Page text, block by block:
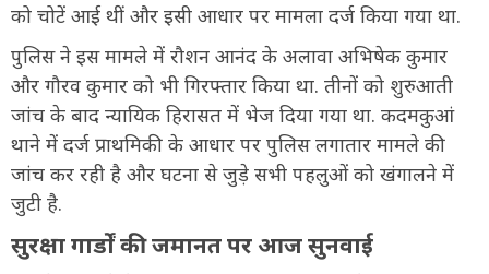
को चोटें आई थीं और इसी आधार पर मामला दर्ज किया गया था.
पुलिस ने इस मामले में रौशन आनंद के अलावा अभिषेक कुमार
और गौरव कुमार को भी गिरफ्तार किया था. तीनों को शुरुआती
जांच के बाद न्यायिक हिरासत में भेज दिया गया था. कदमकुआं
थाने में दर्ज प्राथमिकी के आधार पर पुलिस लगातार मामले की
जांच कर रही है और घटना से जुड़े सभी पहलुओं को खंगालने में
जुटी है.
सुरक्षा गार्डों की जमानत पर आज सुनवाई